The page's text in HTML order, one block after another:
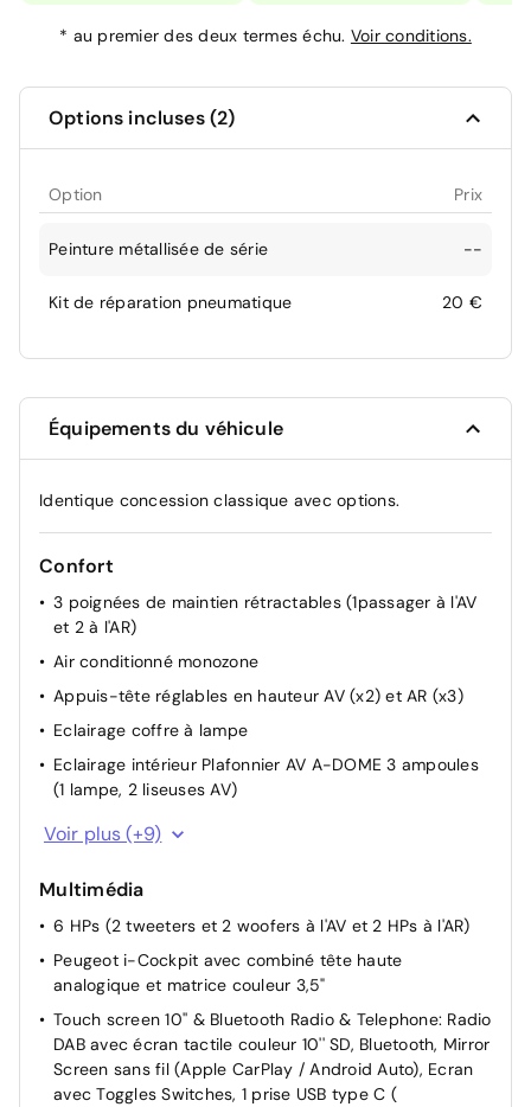
* au premier des deux termes échu. Voir conditions.
Options incluses (2)
Option Prix
Peinture métallisée de série --
Kit de réparation pneumatique 20 €
Équipements du véhicule
Identique concession classique avec options.
Confort
3 poignées de maintien rétractables (1passager à l'AV
et 2 à l'AR)
Air conditionné monozone
Appuis-tête réglables en hauteur AV (x2) et AR (x3)
Eclairage coffre à lampe
Eclairage intérieur Plafonnier AV A-DOME 3 ampoules
(1 lampe, 2 liseuses AV)
Lève-vitres AR électriques et séquentiels avec
antipincement
Lève-vitres AV électriques et séquentiels avec
centrale
Rétroviseur intérieur à réglage jour/nuit manuel
Rétroviseurs extérieurs dégivrants à réglage électrique
et rabattement manuel
Siège conducteur avec réglage manuel en hauteur
Voir plus (+9)
Multimédia
6 HPs (2 tweeters et 2 woofers à l'AV et 2 HPs à l'AR)
Peugeot i-Cockpit avec combiné tête haute
analogique et matrice couleur 3,5"
Touch screen 10'' & Bluetooth Radio & Telephone: Radio
DAB avec écran tactile couleur 10'' SD, Bluetooth, Mirror
Screen sans fil (Apple CarPlay / Android Auto), Ecran
avec Toggles Switches, 1 prise USB type C (